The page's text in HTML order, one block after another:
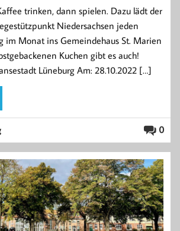
trinken, dann spielen. Dazu lädt der
Niedersachsen jeden
im Monat ins Gemeindehaus St. Marien
Kuchen gibt es auch!
Lüneburg Am: 28.10.2022 […]
0